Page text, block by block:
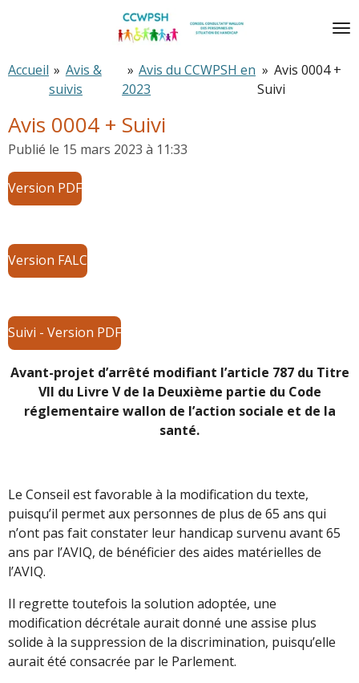
principal
Accueil » Avis &
suivis
» Avis du CCWPSH en
2023
» Avis 0004 +
Suivi
Avis 0004 + Suivi
Publié le 15 mars 2023 à 11:33
Version PDF
Version FALC
Suivi - Version PDF
Avant-projet d’arrêté modifiant l’article 787 du Titre
VII du Livre V de la Deuxième partie du Code
réglementaire wallon de l’action sociale et de la
santé.
Le Conseil est favorable à la modification du texte,
puisqu’il permet aux personnes de plus de 65 ans qui
n’ont pas fait constater leur handicap survenu avant 65
ans par l’AVIQ, de bénéficier des aides matérielles de
l’AVIQ.
Il regrette toutefois la solution adoptée, une
modification décrétale aurait donné une assise plus
solide à la suppression de la discrimination, puisqu’elle
aurait été consacrée par le Parlement.